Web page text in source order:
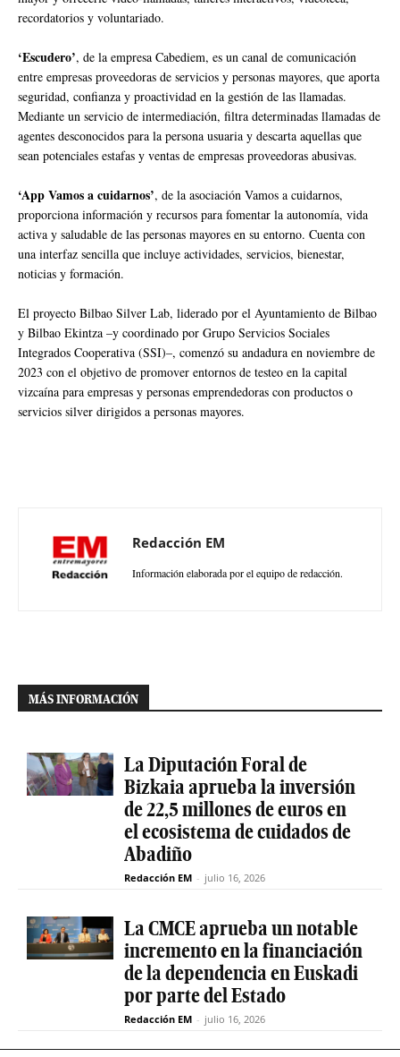
recordatorios y voluntariado.
‘Escudero’, de la empresa Cabediem, es un canal de comunicación
entre empresas proveedoras de servicios y personas mayores, que aporta
seguridad, confianza y proactividad en la gestión de las llamadas.
Mediante un servicio de intermediación, filtra determinadas llamadas de
agentes desconocidos para la persona usuaria y descarta aquellas que
sean potenciales estafas y ventas de empresas proveedoras abusivas.
‘App Vamos a cuidarnos’, de la asociación Vamos a cuidarnos,
proporciona información y recursos para fomentar la autonomía, vida
activa y saludable de las personas mayores en su entorno. Cuenta con
una interfaz sencilla que incluye actividades, servicios, bienestar,
noticias y formación.
El proyecto Bilbao Silver Lab, liderado por el Ayuntamiento de Bilbao
y Bilbao Ekintza –y coordinado por Grupo Servicios Sociales
Integrados Cooperativa (SSI)–, comenzó su andadura en noviembre de
2023 con el objetivo de promover entornos de testeo en la capital
vizcaína para empresas y personas emprendedoras con productos o
servicios silver dirigidos a personas mayores.
Redacción EM
Información elaborada por el equipo de redacción.
MÁS INFORMACIÓN
La Diputación Foral de
Bizkaia aprueba la inversión
de 22,5 millones de euros en
el ecosistema de cuidados de
Abadiño
Redacción EM - julio 16, 2026
La CMCE aprueba un notable
incremento en la financiación
de la dependencia en Euskadi
por parte del Estado
Redacción EM - julio 16, 2026